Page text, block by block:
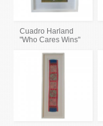
Cuadro Harland
"Who Cares Wins"